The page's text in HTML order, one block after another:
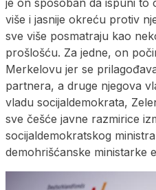
više i jasnije okreću protiv
sve više posmatraju kao
prošlošću. Za jedne, on
Merkelovu jer se
partnera, a druge njegova
vladu socijaldemokrata,
sve češće javne razmirice
socijaldemokratskog
demohrišćanske ministarke